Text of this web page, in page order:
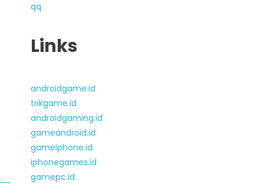
qq
Links
androidgame.id
trikgame.id
androidgaming.id
gameandroid.id
gameiphone.id
iphonegames.id
gamepc.id